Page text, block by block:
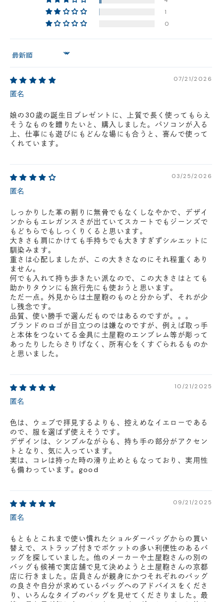
店舗に在庫がある場合、お支払金額が合計300,000
在庫状況について
※在庫ありの表示の際にも売り切れや他のお客様の取り置きの場合がご
ざいます。
※在庫状況は随時変動しているため、ご来店時に売り切れの場合がござ
います。
います。
最新の在庫状況については、ご利用店舗に直接お問い
合わせください。店舗一覧はこちら
1
0
Sort by
07/21/2026
匿名
娘の30歳の誕生日プレゼントに、上質で長く使ってもらえ
そうなものを贈りたいと、購入しました。パソコンが入る
上、仕事にも遊びにもどんな場にも合うと、喜んで使って
くれています。
03/25/2026
匿名
しっかりした革の割りに無骨でもなくしなやかで、デザイ
ンからもエレガンスさが出ていてスカートでもジーンズで
もどちらでもしっくりくると思います。
大きさも肩にかけても手持ちでも大きすぎずシルエットに
馴染みます。
重さは心配しましたが、この大きさなのにそれ程重くあり
ません。
何でも入れて持ち歩きたい派なので、この大きさはとても
助かりタウンにも旅行先にも使おうと思います。
ただ一点。外見からは土屋鞄のものと分からず、それが少
し残念です。
品質、使い勝手で選んだものではあるのですが。。。
ブランドのロゴが目立つのは嫌なのですが、例えば取っ手
と本体をつないてる金具に土屋鞄のエンブレム等が彫って
あったりしたらさりげなく、所有心をくすぐられるものか
と思いました。
10/21/2025
匿名
色は、ウェブで拝見するよりも、控えめなイエローである
ので、服を選ばず使えそうです。
デザインは、シンプルながらも、持ち手の部分がアクセン
トとなり、気に入っています。
実は、コレは持った時の滑り止めともなっており、実用性
も備わっています。good
09/21/2025
匿名
もともとこれまで使い慣れたショルダーバッグからの買い
替えで、ストラップ付きでポケットの多い利便性のあるバ
ッグを探していました。他のメーカーや土屋鞄さんの別の
バッグも候補で実店舗で見て決めようと土屋鞄さんの京都
店に行きました。店員さんが親身にかつそれぞれのバッグ
の良さや自分が求めているバッグへのアドバイスをくださ
り、いろんなタイプのバッグを見せてくださりました。最